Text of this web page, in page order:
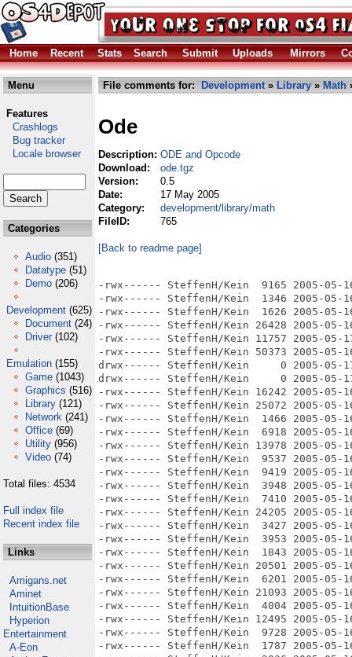
Home Recent Stats Search Submit Uploads Mirrors
Menu
Features
Crashlogs
Bug tracker
Locale browser
Categories
Audio (351)
Datatype (51)
Demo (206)
Development (625)
Document (24)
Driver (102)
Emulation (155)
Game (1043)
Graphics (516)
Library (121)
Network (241)
Office (69)
Utility (956)
Video (74)
Total files: 4534
Full index file
Recent index file
Links
Amigans.net
Aminet
IntuitionBase
Hyperion
Entertainment
A-Eon
File comments for: Development» Library » Math
Ode
Description: ODE and Opcode
Download:
ode.tgz
Version:
0.5
Date:
17 May 2005
Category:
development/library/math
FileID:
765
[Back to readme page]
-rwx------ SteffenH/Kein  9165 2005-05-16 17:49 CHANGELOG
-rwx------ SteffenH/Kein  1346 2005-05-16 17:49 INSTALL
-rwx------ SteffenH/Kein  1626 2005-05-16 17:49 LICENSE-BSD.TXT
-rwx------ SteffenH/Kein 26428 2005-05-16 17:49 LICENSE.TXT
-rwx------ SteffenH/Kein 11757 2005-05-17 18:13 Makefile
-rwx------ SteffenH/Kein 50373 2005-05-16 17:49 Makefile.deps
drwx------ SteffenH/Kein     0 2005-05-17 18:28 OPCODE/
drwx------ SteffenH/Kein     0 2005-05-17 18:28 OPCODE/Ice/
-rwx------ SteffenH/Kein 16242 2005-05-16 17:39 OPCODE/Ice/IceAABB.cpp
-rwx------ SteffenH/Kein 25072 2005-05-16 17:39 OPCODE/Ice/IceAABB.h
-rwx------ SteffenH/Kein  1466 2005-05-16 17:39 OPCODE/Ice/IceAxes.h
-rwx------ SteffenH/Kein  6918 2005-05-16 17:39 OPCODE/Ice/IceBoundingSphere.h
-rwx------ SteffenH/Kein 13978 2005-05-16 17:39 OPCODE/Ice/IceContainer.cpp
-rwx------ SteffenH/Kein  9537 2005-05-16 17:39 OPCODE/Ice/IceContainer.h
-rwx------ SteffenH/Kein  9419 2005-05-16 17:39 OPCODE/Ice/IceFPU.h
-rwx------ SteffenH/Kein  3948 2005-05-16 17:39 OPCODE/Ice/IceHPoint.cpp
-rwx------ SteffenH/Kein  7410 2005-05-16 17:39 OPCODE/Ice/IceHPoint.h
-rwx------ SteffenH/Kein 24205 2005-05-16 17:39 OPCODE/Ice/IceIndexedTriangle.cpp
-rwx------ SteffenH/Kein  3427 2005-05-16 17:39 OPCODE/Ice/IceIndexedTriangle.h
-rwx------ SteffenH/Kein  3953 2005-05-16 17:39 OPCODE/Ice/IceLSS.h
-rwx------ SteffenH/Kein  1843 2005-05-16 17:39 OPCODE/Ice/IceMatrix3x3.cpp
-rwx------ SteffenH/Kein 20501 2005-05-16 17:39 OPCODE/Ice/IceMatrix3x3.h
-rwx------ SteffenH/Kein  6201 2005-05-16 17:39 OPCODE/Ice/IceMatrix4x4.cpp
-rwx------ SteffenH/Kein 21093 2005-05-16 17:39 OPCODE/Ice/IceMatrix4x4.h
-rwx------ SteffenH/Kein  4004 2005-05-16 17:39 OPCODE/Ice/IceMemoryMacros.h
-rwx------ SteffenH/Kein 12495 2005-05-16 17:39 OPCODE/Ice/IceOBB.cpp
-rwx------ SteffenH/Kein  9728 2005-05-16 17:39 OPCODE/Ice/IceOBB.h
-rwx------ SteffenH/Kein  1787 2005-05-16 17:39 OPCODE/Ice/IcePairs.h
-rwx------ SteffenH/Kein  2036 2005-05-16 17:39 OPCODE/Ice/IcePlane.cpp
-rwx------ SteffenH/Kein  4982 2005-05-16 17:39 OPCODE/Ice/IcePlane.h
-rwx------ SteffenH/Kein  7428 2005-05-16 17:39 OPCODE/Ice/IcePoint.cpp
-rwx------ SteffenH/Kein 19633 2005-05-16 17:39 OPCODE/Ice/IcePoint.h
-rwx------ SteffenH/Kein  3668 2005-05-16 17:39 OPCODE/Ice/IcePreprocessor.h
-rwx------ SteffenH/Kein  1118 2005-05-16 17:39 OPCODE/Ice/IceRandom.cpp
-rwx------ SteffenH/Kein  1577 2005-05-16 17:39 OPCODE/Ice/IceRandom.h
-rwx------ SteffenH/Kein  2496 2005-05-16 17:39 OPCODE/Ice/IceRay.cpp
-rwx------ SteffenH/Kein  4688 2005-05-16 17:39 OPCODE/Ice/IceRay.h
-rwx------ SteffenH/Kein 22018 2005-05-16 17:39 OPCODE/Ice/IceRevisitedRadix.cpp
-rwx------ SteffenH/Kein  2586 2005-05-16 17:39 OPCODE/Ice/IceRevisitedRadix.h
-rwx------ SteffenH/Kein  1928 2005-05-16 17:39 OPCODE/Ice/IceSegment.cpp
-rwx------ SteffenH/Kein  2626 2005-05-16 17:39 OPCODE/Ice/IceSegment.h
-rwx------ SteffenH/Kein 12394 2005-05-16 17:39 OPCODE/Ice/IceTriangle.cpp
-rwx------ SteffenH/Kein  2484 2005-05-16 17:39 OPCODE/Ice/IceTriangle.h
-rwx------ SteffenH/Kein  2211 2005-05-16 17:39 OPCODE/Ice/IceTriList.h
-rwx------ SteffenH/Kein  7961 2005-05-17 18:24 OPCODE/Ice/IceTypes.h
-rwx------ SteffenH/Kein  1777 2005-05-16 17:39 OPCODE/Ice/IceUtils.cpp
-rwx------ SteffenH/Kein 10913 2005-05-16 17:39 OPCODE/Ice/IceUtils.h
-rwx------ SteffenH/Kein  2113 2005-05-16 17:39 OPCODE/Opcode.cpp
-rwx------ SteffenH/Kein  9508 2005-05-16 17:39 OPCODE/Opcode.dsp
-rwx------ SteffenH/Kein   506 2005-05-16 17:39 OPCODE/Opcode.dsw
-rwx------ SteffenH/Kein  4806 2005-05-16 17:39 OPCODE/Opcode.h
-rwx------ SteffenH/Kein  3907 2005-05-16 17:39 OPCODE/Opcode.h~
-rwx------ SteffenH/Kein 53760 2005-05-16 17:39 OPCODE/Opcode.opt
-rwx------ SteffenH/Kein  5285 2005-05-16 17:39 OPCODE/Opcode.plg
-rwx------ SteffenH/Kein 26005 2005-05-16 17:39 OPCODE/OPC_AABBCollider.cpp
-rwx------ SteffenH/Kein  4439 2005-05-16 17:39 OPCODE/OPC_AABBCollider.h
-rwx------ SteffenH/Kein 22489 2005-05-16 17:39 OPCODE/OPC_AABBTree.cpp
-rwx------ SteffenH/Kein  6950 2005-05-16 17:39 OPCODE/OPC_AABBTree.h
-rwx------ SteffenH/Kein  6233 2005-05-16 17:39 OPCODE/OPC_BaseModel.cpp
-rwx------ SteffenH/Kein 10540 2005-05-16 17:39 OPCODE/OPC_BaseModel.h
-rwx------ SteffenH/Kein  7760 2005-05-16 17:39 OPCODE/OPC_BoxBoxOverlap.h
-rwx------ SteffenH/Kein 13458 2005-05-16 17:39 OPCODE/OPC_BoxPruning.cpp
-rwx------ SteffenH/Kein  1906 2005-05-16 17:39 OPCODE/OPC_BoxPruning.h
-rwx------ SteffenH/Kein  2829 2005-05-16 17:39 OPCODE/OPC_Collider.cpp
-rwx------ SteffenH/Kein 10397 2005-05-16 17:39 OPCODE/OPC_Collider.h
-rwx------ SteffenH/Kein  2730 2005-05-16 17:39 OPCODE/OPC_Common.cpp
-rwx------ SteffenH/Kein  4702 2005-05-16 17:39 OPCODE/OPC_Common.h
-rwx------ SteffenH/Kein 16443 2005-05-16 17:39 OPCODE/OPC_HybridModel.cpp
-rwx------ SteffenH/Kein  6239 2005-05-16 17:39 OPCODE/OPC_HybridModel.h
-rwx------ SteffenH/Kein  1641 2005-05-17 18:24 OPCODE/OPC_IceHook.h
-rwx------ SteffenH/Kein 16248 2005-05-16 17:39 OPCODE/OPC_LSSAABBOverlap.h
-rwx------ SteffenH/Kein 26781 2005-05-16 17:39 OPCODE/OPC_LSSCollider.cpp
-rwx------ SteffenH/Kein  4663 2005-05-16 17:39 OPCODE/OPC_LSSCollider.h
-rwx------ SteffenH/Kein 21186 2005-05-16 17:39 OPCODE/OPC_LSSTriOverlap.h
-rwx------ SteffenH/Kein 13790 2005-05-16 17:39 OPCODE/OPC_MeshInterface.cpp
-rwx------ SteffenH/Kein 10279 2005-05-16 17:39 OPCODE/OPC_MeshInterface.h
-rwx------ SteffenH/Kein  8622 2005-05-16 17:39 OPCODE/OPC_Model.cpp
-rwx------ SteffenH/Kein  3423 2005-05-16 17:39 OPCODE/OPC_Model.h
-rwx------ SteffenH/Kein 29020 2005-05-16 17:39 OPCODE/OPC_OBBCollider.cpp
-rwx------ SteffenH/Kein  6678 2005-05-16 17:39 OPCODE/OPC_OBBCollider.h
-rwx------ SteffenH/Kein 32601 2005-05-16 17:39 OPCODE/OPC_OptimizedTree.cpp
-rwx------ SteffenH/Kein  9387 2005-05-16 17:39 OPCODE/OPC_OptimizedTree.h
-rwx------ SteffenH/Kein  5293 2005-05-16 17:39 OPCODE/OPC_Picking.cpp
-rwx------ SteffenH/Kein  2092 2005-05-16 17:39 OPCODE/OPC_Picking.h
-rwx------ SteffenH/Kein  2560 2005-05-16 17:39 OPCODE/OPC_PlanesAABBOverlap.h
-rwx------ SteffenH/Kein 25981 2005-05-16 17:39 OPCODE/OPC_PlanesCollider.cpp
-rwx------ SteffenH/Kein  5751 2005-05-16 17:39 OPCODE/OPC_PlanesCollider.h
-rwx------ SteffenH/Kein  1398 2005-05-16 17:39 OPCODE/OPC_PlanesTriOverlap.h
-rwx------ SteffenH/Kein  3582 2005-05-16 17:39 OPCODE/OPC_RayAABBOverlap.h
-rwx------ SteffenH/Kein 29226 2005-05-16 17:39 OPCODE/OPC_RayCollider.cpp
-rwx------ SteffenH/Kein 12332 2005-05-16 17:39 OPCODE/OPC_RayCollider.h
-rwx------ SteffenH/Kein  3448 2005-05-16 17:39 OPCODE/OPC_RayTriOverlap.h
-rwx------ SteffenH/Kein  2270 2005-05-16 17:39 OPCODE/OPC_Settings.h
-rwx------ SteffenH/Kein  2292 2005-05-16 17:39 OPCODE/OPC_SphereAABBOverlap.h
-rwx------ SteffenH/Kein 28216 2005-05-16 17:39 OPCODE/OPC_SphereCollider.cpp
-rwx------ SteffenH/Kein  4801 2005-05-16 17:39 OPCODE/